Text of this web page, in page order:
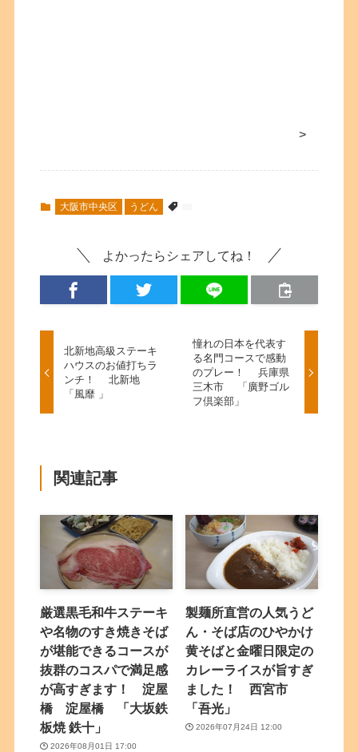
>
大阪市中央区 うどん
よかったらシェアしてね！
北新地高級ステーキ
ハウスのお値打ちラ
ンチ！ 北新地
「風靡 」
憧れの日本を代表す
る名門コースで感動
のプレー！ 兵庫県
三木市 「廣野ゴル
フ倶楽部」
関連記事
厳選黒毛和牛ステーキ
や名物のすき焼きそば
が堪能できるコースが
抜群のコスパで満足感
が高すぎます！ 淀屋
橋 淀屋橋 「大坂鉄
板焼 鉄十」
2026年08月01日 17:00
製麺所直営の人気うど
ん・そば店のひやかけ
黄そばと金曜日限定の
カレーライスが旨すぎ
ました！ 西宮市
「吾光」
2026年07月24日 12:00